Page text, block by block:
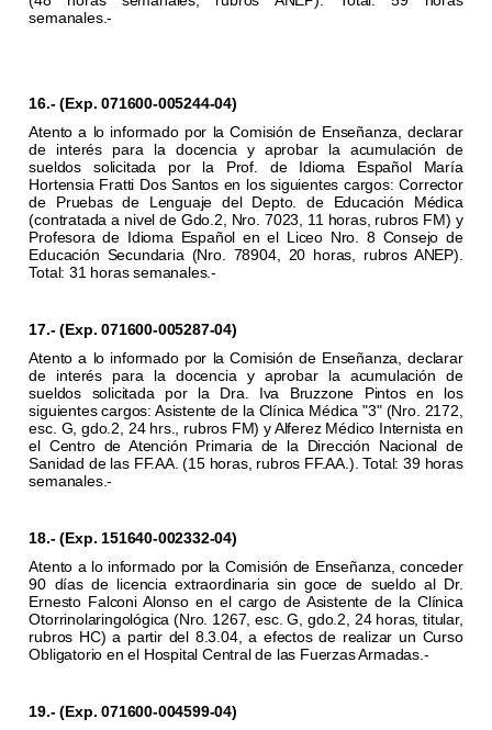
semanales.-
16.- (Exp. 071600-005244-04)
Atento a lo informado por la Comisión de Enseñanza, declarar
de interés para la docencia y aprobar la acumulación de
sueldos solicitada por la Prof. de Idioma Español María
Hortensia Fratti Dos Santos en los siguientes cargos: Corrector
de Pruebas de Lenguaje del Depto. de Educación Médica
(contratada a nivel de Gdo.2, Nro. 7023, 11 horas, rubros FM) y
Profesora de Idioma Español en el Liceo Nro. 8 Consejo de
Educación Secundaria (Nro. 78904, 20 horas, rubros ANEP).
Total: 31 horas semanales.-
17.- (Exp. 071600-005287-04)
Atento a lo informado por la Comisión de Enseñanza, declarar
de interés para la docencia y aprobar la acumulación de
sueldos solicitada por la Dra. Iva Bruzzone Pintos en los
siguientes cargos: Asistente de la Clínica Médica "3" (Nro. 2172,
esc. G, gdo.2, 24 hrs., rubros FM) y Alferez Médico Internista en
el Centro de Atención Primaria de la Dirección Nacional de
Sanidad de las FF.AA. (15 horas, rubros FF.AA.). Total: 39 horas
semanales.-
18.- (Exp. 151640-002332-04)
Atento a lo informado por la Comisión de Enseñanza, conceder
90 días de licencia extraordinaria sin goce de sueldo al Dr.
Ernesto Falconi Alonso en el cargo de Asistente de la Clínica
Otorrinolaringológica (Nro. 1267, esc. G, gdo.2, 24 horas, titular,
rubros HC) a partir del 8.3.04, a efectos de realizar un Curso
Obligatorio en el Hospital Central de las Fuerzas Armadas.-
19.- (Exp. 071600-004599-04)